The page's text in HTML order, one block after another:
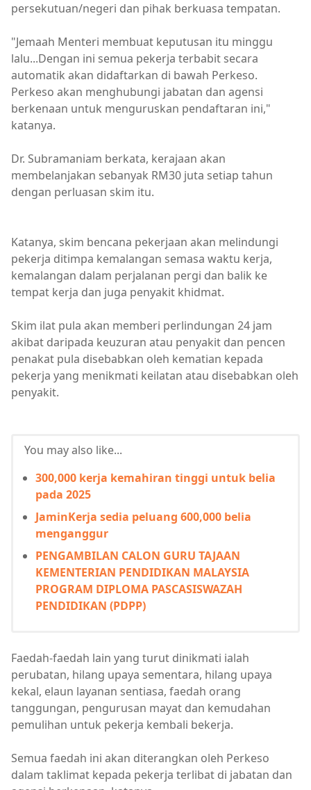
persekutuan/negeri dan pihak berkuasa tempatan.
"Jemaah Menteri membuat keputusan itu minggu
lalu...Dengan ini semua pekerja terbabit secara
automatik akan didaftarkan di bawah Perkeso.
Perkeso akan menghubungi jabatan dan agensi
berkenaan untuk menguruskan pendaftaran ini,"
katanya.
Dr. Subramaniam berkata, kerajaan akan
membelanjakan sebanyak RM30 juta setiap tahun
dengan perluasan skim itu.
Katanya, skim bencana pekerjaan akan melindungi
pekerja ditimpa kemalangan semasa waktu kerja,
kemalangan dalam perjalanan pergi dan balik ke
tempat kerja dan juga penyakit khidmat.
Skim ilat pula akan memberi perlindungan 24 jam
akibat daripada keuzuran atau penyakit dan pencen
penakat pula disebabkan oleh kematian kepada
pekerja yang menikmati keilatan atau disebabkan oleh
penyakit.
You may also like...
300,000 kerja kemahiran tinggi untuk belia
pada 2025
JaminKerja sedia peluang 600,000 belia
menganggur
PENGAMBILAN CALON GURU TAJAAN
KEMENTERIAN PENDIDIKAN MALAYSIA
PROGRAM DIPLOMA PASCASISWAZAH
PENDIDIKAN (PDPP)
Faedah-faedah lain yang turut dinikmati ialah
perubatan, hilang upaya sementara, hilang upaya
kekal, elaun layanan sentiasa, faedah orang
tanggungan, pengurusan mayat dan kemudahan
pemulihan untuk pekerja kembali bekerja.
Semua faedah ini akan diterangkan oleh Perkeso
dalam taklimat kepada pekerja terlibat di jabatan dan